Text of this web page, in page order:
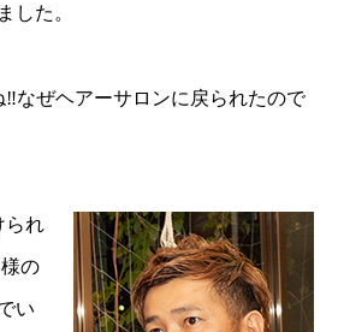
した。
なぜヘアーサロンに戻られたので
られ
の
い